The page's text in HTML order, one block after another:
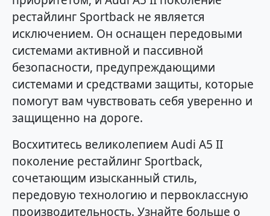
рестайлинг Sportback не является
исключением. Он оснащен передовыми
системами активной и пассивной
безопасности, предупреждающими
системами и средствами защиты, которые
помогут вам чувствовать себя уверенно и
защищенно на дороге.
Восхититесь великолепием Audi A5 II
поколение рестайлинг Sportback,
сочетающим изысканный стиль,
передовую технологию и первоклассную
производительность. Узнайте больше о